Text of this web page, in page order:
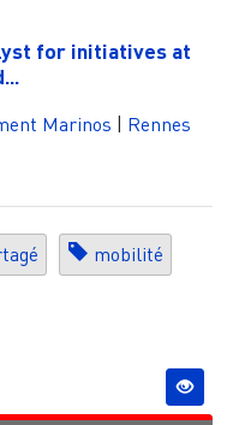
for initiatives at
Marinos Rennes
mobilité